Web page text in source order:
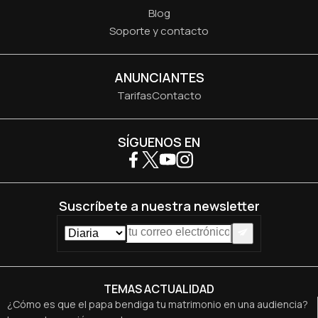
Blog
Soporte y contacto
ANUNCIANTES
TarifasContacto
TEMAS ACTUALIDAD
¿Cómo es que el papa bendiga tu matrimonio en una audiencia?
SÍGUENOS EN
Suscríbete a nuestra newsletter